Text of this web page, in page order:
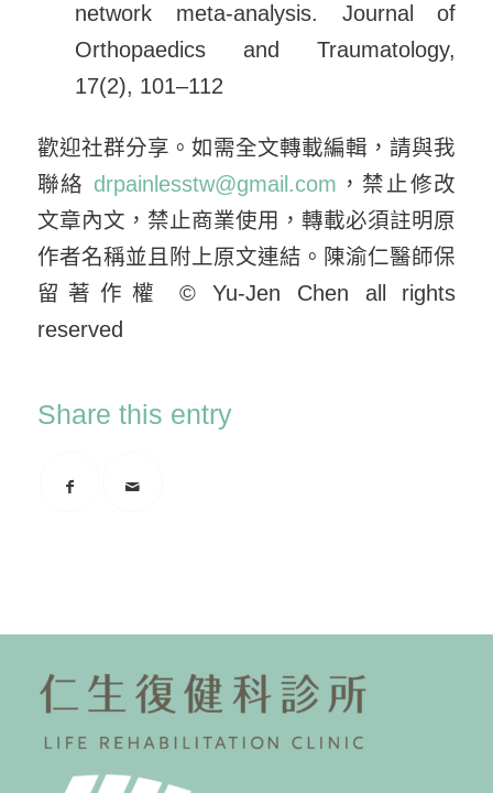
network meta-analysis. Journal of
Orthopaedics and Traumatology,
17(2), 101–112
歡迎社群分享。如需全文轉載編輯，請與我
聯絡 drpainlesstw@gmail.com ，禁止修改
文章內文，禁止商業使用，轉載必須註明原
作者名稱並且附上原文連結。陳渝仁醫師保
留著作權 © Yu-Jen Chen all rights
reserved
Share this entry